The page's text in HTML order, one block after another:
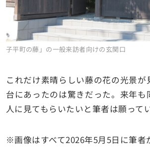
子平町の藤」の一般来訪者向けの玄関口
これだけ素晴らしい藤の花の光景
台にあったのは驚きだった。来年も
人に見てもらいたいと筆者は願って
※画像はすべて2026年5月5日に筆者